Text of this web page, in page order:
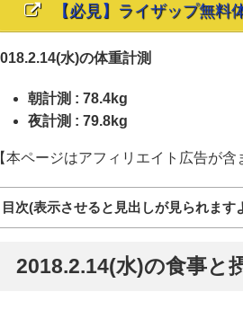
【必見】ライザップ無料
水)の体重計測
朝計測 : 78.4kg
夜計測 : 79.8kg
【本ページはアフィリエイト広告が含
目次(表示させると見出しが見られます
2018.2.14(水)の食事と